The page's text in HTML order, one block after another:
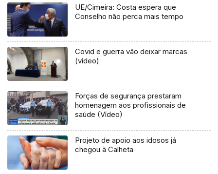
UE/Cimeira: Costa espera que
Conselho não perca mais tempo
Covid e guerra vão deixar marcas
(vídeo)
Forças de segurança prestaram
homenagem aos profissionais de
saúde (Vídeo)
Projeto de apoio aos idosos já
chegou à Calheta